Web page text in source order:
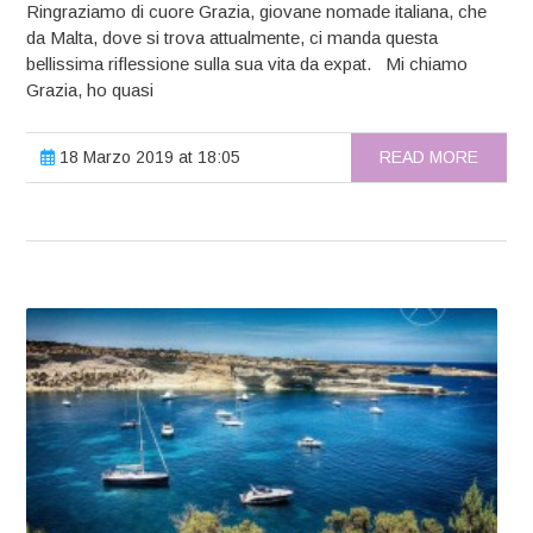
Ringraziamo di cuore Grazia, giovane nomade italiana, che
da Malta, dove si trova attualmente, ci manda questa
bellissima riflessione sulla sua vita da expat. Mi chiamo
Grazia, ho quasi
18 Marzo 2019 at 18:05 READ MORE